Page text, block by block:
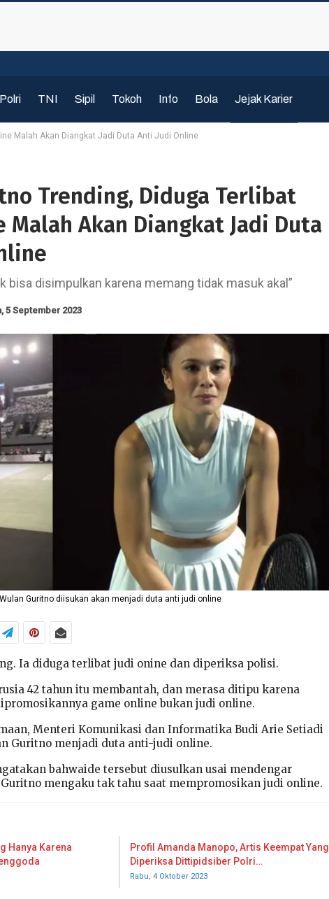
Polri TNI Sipil Tokoh Info Bola Jejak Karier
Malah Akan Diangkat Jadi Duta Anti Judi Online
Trending, Diduga Terlibat
Malah Akan Diangkat Jadi Duta
bisa disimpulkan karena memang tidak masuk akal”
5 September 2023
Wulan Guritno diisukan akan menjadi duta anti judi online
Ia diduga terlibat judi onine dan diperiksa polisi.
42 tahun itu membantah, dan merasa ditipu karena
game online bukan judi online.
Menteri Komunikasi dan Informatika Budi Arie Setiadi
Guritno menjadi duta anti-judi online.
bahwaide tersebut diusulkan usai mendengar
mengaku tak tahu saat mempromosikan judi online.
Hanya Karena
Profil Amanda Manopo, Artis Keempat Yang
Diperiksa Dittipidsiber Polri…
Rabu, 4 Oktober 2023